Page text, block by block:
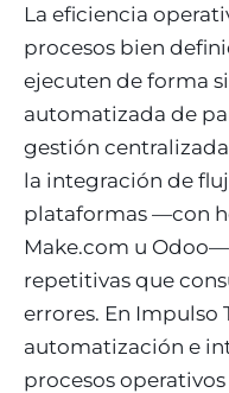
La eficiencia
procesos bien
ejecuten de forma
automatizada de
gestión centralizada
la integración de
plataformas —con
Make.com u
repetitivas que
errores. En
automatización e
procesos